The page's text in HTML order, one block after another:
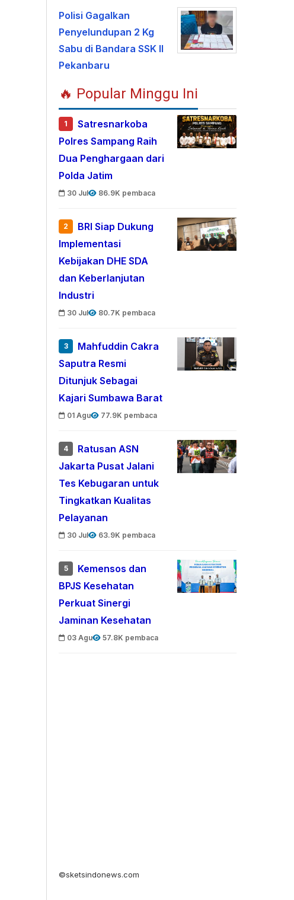
Polisi Gagalkan
Penyelundupan 2 Kg
Sabu di Bandara SSK II
Pekanbaru
🔥 Popular Minggu Ini
1
Satresnarkoba
Polres Sampang Raih
Dua Penghargaan dari
Polda Jatim
30 Jul 86.9K pembaca
2
BRI Siap Dukung
Implementasi
Kebijakan DHE SDA
dan Keberlanjutan
Industri
30 Jul 80.7K pembaca
3
Mahfuddin Cakra
Saputra Resmi
Ditunjuk Sebagai
Kajari Sumbawa Barat
01 Agu 77.9K pembaca
4
Ratusan ASN
Jakarta Pusat Jalani
Tes Kebugaran untuk
Tingkatkan Kualitas
Pelayanan
30 Jul 63.9K pembaca
5
Kemensos dan
BPJS Kesehatan
Perkuat Sinergi
Jaminan Kesehatan
03 Agu 57.8K pembaca
©sketsindonews.com